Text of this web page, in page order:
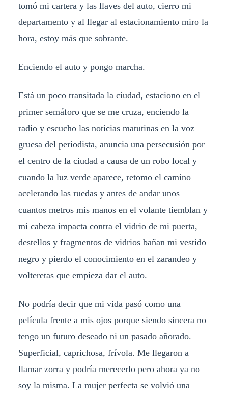
tomó mi cartera y las llaves del auto, cierro mi
departamento y al llegar al estacionamiento miro la
hora, estoy más que sobrante.
Enciendo el auto y pongo marcha.
Está un poco transitada la ciudad, estaciono en el
primer semáforo que se me cruza, enciendo la
radio y escucho las noticias matutinas en la voz
gruesa del periodista, anuncia una persecusión por
el centro de la ciudad a causa de un robo local y
cuando la luz verde aparece, retomo el camino
acelerando las ruedas y antes de andar unos
cuantos metros mis manos en el volante tiemblan y
mi cabeza impacta contra el vidrio de mi puerta,
destellos y fragmentos de vidrios bañan mi vestido
negro y pierdo el conocimiento en el zarandeo y
volteretas que empieza dar el auto.
No podría decir que mi vida pasó como una
película frente a mis ojos porque siendo sincera no
tengo un futuro deseado ni un pasado añorado.
Superficial, caprichosa, frívola. Me llegaron a
llamar zorra y podría merecerlo pero ahora ya no
soy la misma. La mujer perfecta se volvió una